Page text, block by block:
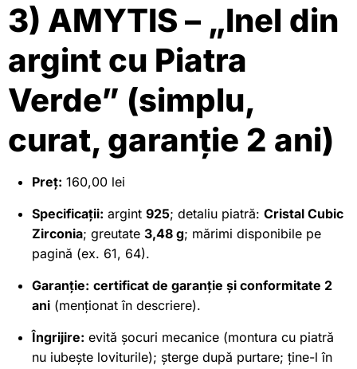
3) AMYTIS – „Inel din
argint cu Piatra
Verde” (simplu,
curat, garanție 2 ani)
Preț: 160,00 lei
Specificații: argint 925; detaliu piatră: Cristal Cubic
Zirconia; greutate 3,48 g; mărimi disponibile pe
pagină (ex. 61, 64).
Garanție: certificat de garanție și conformitate 2
ani (menționat în descriere).
Îngrijire: evită șocuri mecanice (montura cu piatră
nu iubește loviturile); șterge după purtare; ține-l în